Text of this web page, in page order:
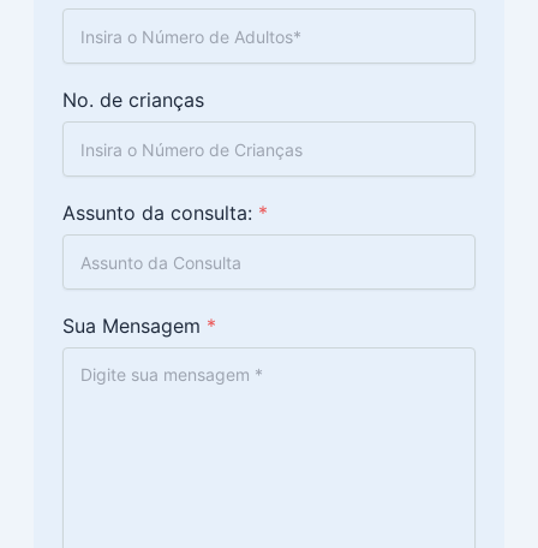
No. de crianças
Assunto da consulta: *
Sua Mensagem *